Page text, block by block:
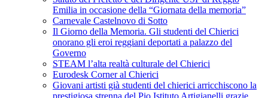
Emilia in occasione della “Giornata della memoria”
Carnevale Castelnovo di Sotto
Il Giorno della Memoria. Gli studenti del Chierici
onorano gli eroi reggiani deportati a palazzo del
Governo
STEAM l’alta realtà culturale del Chierici
Eurodesk Corner al Chierici
Giovani artisti già studenti del chierici arricchiscono la